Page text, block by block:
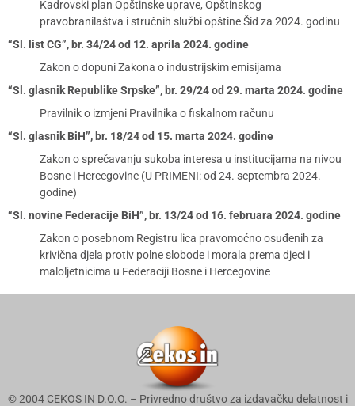
Kadrovski plan Opštinske uprave, Opštinskog
pravobranilaštva i stručnih službi opštine Šid za 2024. godinu
“Sl. list CG”, br. 34/24 od 12. aprila 2024. godine
Zakon o dopuni Zakona o industrijskim emisijama
“Sl. glasnik Republike Srpske”, br. 29/24 od 29. marta 2024. godine
Pravilnik o izmjeni Pravilnika o fiskalnom računu
“Sl. glasnik BiH”, br. 18/24 od 15. marta 2024. godine
Zakon o sprečavanju sukoba interesa u institucijama na nivou
Bosne i Hercegovine (U PRIMENI: od 24. septembra 2024.
godine)
“Sl. novine Federacije BiH”, br. 13/24 od 16. februara 2024. godine
Zakon o posebnom Registru lica pravomoćno osuđenih za
krivična djela protiv polne slobode i morala prema djeci i
maloljetnicima u Federaciji Bosne i Hercegovine
© 2004 CEKOS IN D.O.O. – Privredno društvo za izdavačku delatnost i